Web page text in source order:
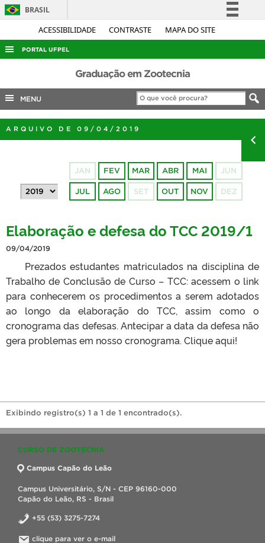
ACESSIBILIDADE CONTRASTE MAPA DO SITE
BRASIL
Simplifique!
Legislação
Canais
PORTAL UFPEL
ACESSO À INFORMAÇÃO
AUDITORIA
COBALTO
CONCURSOS
OUVIDORIA
TELEFONES
Graduação em Zootecnia
MENU
ARQUIVO DE 09/04/2019
JAN FEV MAR ABR MAI JUN
JUL AGO SET OUT NOV DEZ
Elaboração e defesa do TCC 2019/1
09/04/2019
Prezados estudantes matriculados na disciplina de
Trabalho de Conclusão de Curso – TCC: acessem o link
para conhecerem os procedimentos a serem adotados
ao longo da elaboração do TCC, assim como o
cronograma das defesas. Antecipar a data da defesa não
gera problemas em nosso cronograma. Clique aqui!
Exibindo registro(s) 1 a 1 de 1 encontrado(s).
CURSO DE ZOOTECNIA
Campus Capão do Leão
Campus Universitário, S/N - CEP 96160-000
Capão do Leão, RS - Brasil
+55 (53) 3275-7274
clique para ver o e-mail